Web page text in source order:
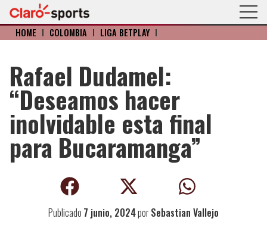
HOME I COLOMBIA I LIGA BETPLAY I
Rafael Dudamel:
“Deseamos hacer
inolvidable esta final
para Bucaramanga”
Publicado 7 junio, 2024porSebastian Vallejo